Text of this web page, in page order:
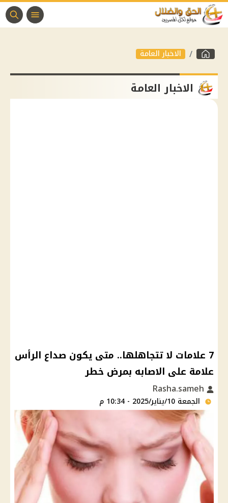
الاخبار العامة
الاخبار العامة
7 علامات لا تتجاهلها.. متى يكون صداع الرأس
علامة على الاصابه بمرض خطر
الجمعة 10/يناير/2025 - 10:34 م